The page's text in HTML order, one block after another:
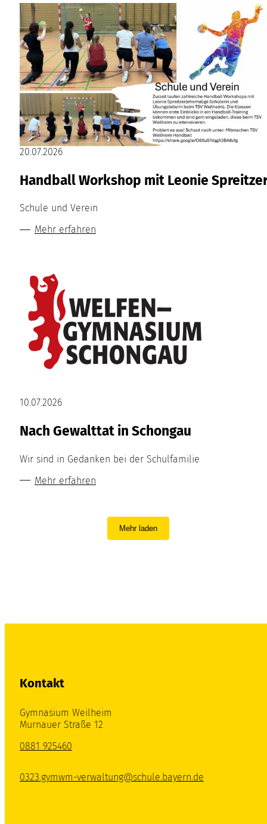
20.07.2026
Handball Workshop mit Leonie
Schule und Verein
Mehr erfahren
10.07.2026
Nach Gewalttat in Schongau
Wir sind in Gedanken bei der Schulfamilie
Mehr erfahren
Mehr laden
Kontakt
Gymnasium Weilheim
Murnauer Straße 12
0881 925460
0323.gymwm-verwaltung@schule.bayern.de